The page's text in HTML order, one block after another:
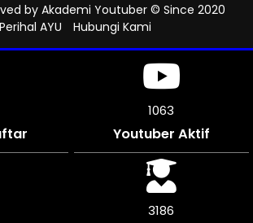
by Akademi Youtuber © Since 2020
Perihal AYU
Hubungi Kami
1239
Youtuber Aktif
3714